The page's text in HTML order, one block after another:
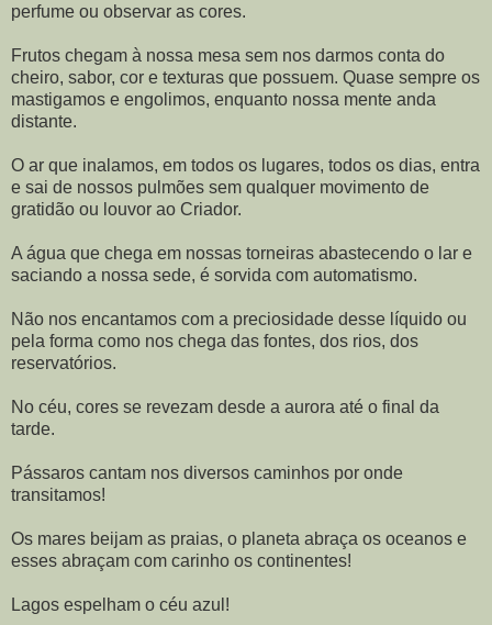
perfume ou observar as cores.
Frutos chegam à nossa mesa sem nos darmos conta do
cheiro, sabor, cor e texturas que possuem. Quase sempre os
mastigamos e engolimos, enquanto nossa mente anda
distante.
O ar que inalamos, em todos os lugares, todos os dias, entra
e sai de nossos pulmões sem qualquer movimento de
gratidão ou louvor ao Criador.
A água que chega em nossas torneiras abastecendo o lar e
saciando a nossa sede, é sorvida com automatismo.
Não nos encantamos com a preciosidade desse líquido ou
pela forma como nos chega das fontes, dos rios, dos
reservatórios.
No céu, cores se revezam desde a aurora até o final da
tarde.
Pássaros cantam nos diversos caminhos por onde
transitamos!
Os mares beijam as praias, o planeta abraça os oceanos e
esses abraçam com carinho os continentes!
Lagos espelham o céu azul!